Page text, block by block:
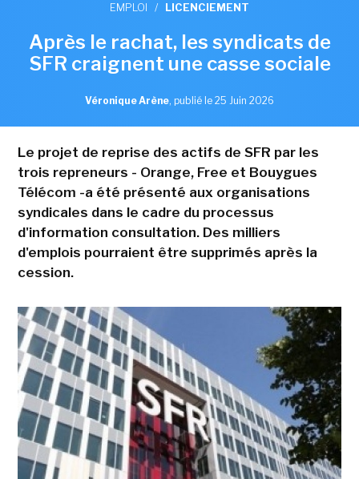
EMPLOI / LICENCIEMENT
Après le rachat, les syndicats de
SFR craignent une casse sociale
Véronique Arène, publié le 25 Juin 2026
Le projet de reprise des actifs de SFR par les
trois repreneurs - Orange, Free et Bouygues
Télécom -a été présenté aux organisations
syndicales dans le cadre du processus
d'information consultation. Des milliers
d'emplois pourraient être supprimés après la
cession.